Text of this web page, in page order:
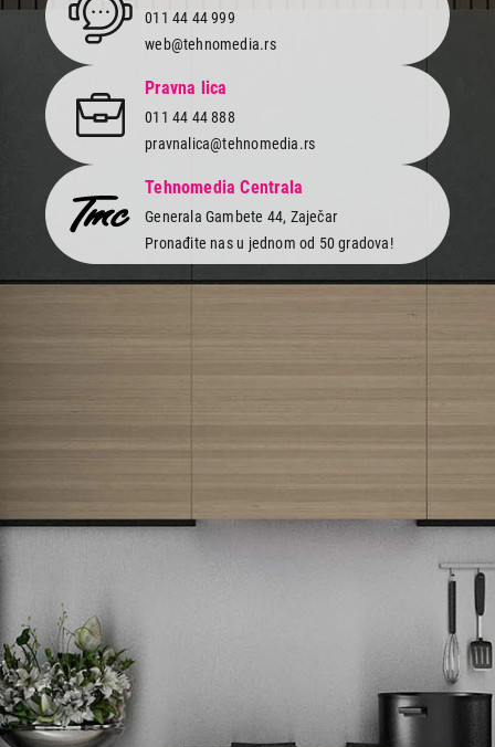
011 44 44 999
web@tehnomedia.rs
Pravna lica
011 44 44 888
pravnalica@tehnomedia.rs
Tehnomedia Centrala
Generala Gambete 44, Zaječar
Pronađite nas u jednom od 50 gradova!
Tehnomedia
O nama
Prijavite se na naš newsletter i primajte preko emaila specijalne i